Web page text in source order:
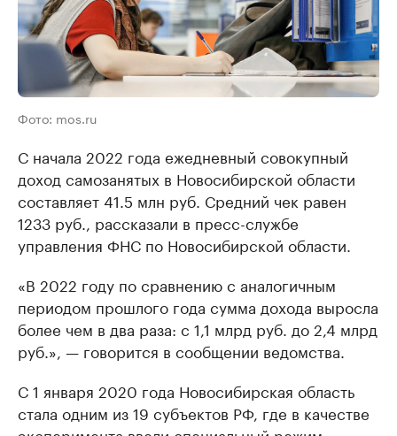
Фото: mos.ru
С начала 2022 года ежедневный совокупный
доход самозанятых в Новосибирской области
составляет 41.5 млн руб. Средний чек равен
1233 руб., рассказали в пресс-службе
управления ФНС по Новосибирской области.
«В 2022 году по сравнению с аналогичным
периодом прошлого года сумма дохода выросла
более чем в два раза: с 1,1 млрд руб. до 2,4 млрд
руб.», — говорится в сообщении ведомства.
С 1 января 2020 года Новосибирская область
стала одним из 19 субъектов РФ, где в качестве